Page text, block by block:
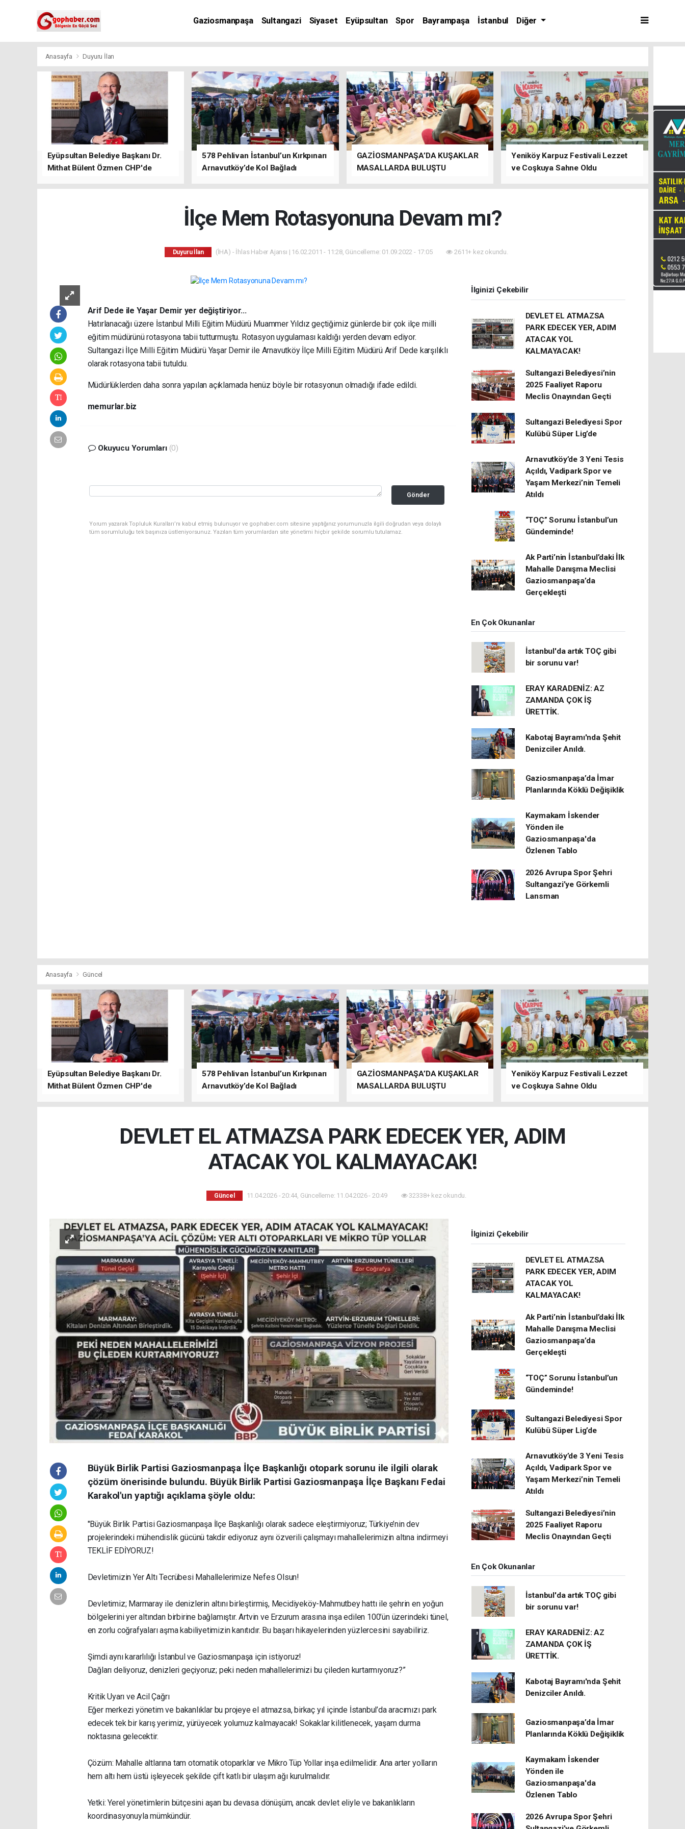
Gaziosmanpaşa Sultangazi Siyaset Eyüpsultan Spor Bayrampaşa İstanbul Diğer
Anasayfa Duyuru İlan
Eyüpsultan Belediye Başkanı Dr.
Mithat Bülent Özmen CHP'de
578 Pehlivan İstanbul’un Kırkpınarı
Arnavutköy’de Kol Bağladı
GAZİOSMANPAŞA’DA KUŞAKLAR
MASALLARDA BULUŞTU
Yeniköy Karpuz Festivali Lezzet
ve Coşkuya Sahne Oldu
İlçe Mem Rotasyonuna Devam mı?
Duyuru İlan (İHA) - İhlas Haber Ajansı | 16.02.2011 - 11:28, Güncelleme: 01.09.2022 - 17:05 2611+ kez okundu.
Arif Dede ile Yaşar Demir yer değiştiriyor...
Hatırlanacağı üzere İstanbul Milli Eğitim Müdürü Muammer Yıldız geçtiğimiz günlerde bir çok ilçe milli
eğitim müdürünü rotasyona tabii tutturmuştu. Rotasyon uygulaması kaldığı yerden devam ediyor.
Sultangazi İlçe Milli Eğitim Müdürü Yaşar Demir ile Arnavutköy İlçe Milli Eğitim Müdürü Arif Dede karşılıklı
olarak rotasyona tabii tutuldu.
Müdürlüklerden daha sonra yapılan açıklamada henüz böyle bir rotasyonun olmadığı ifade edildi.
memurlar.biz
Okuyucu Yorumları (0)
Gönder
Yorum yazarak Topluluk Kuralları’nı kabul etmiş bulunuyor ve gophaber.com sitesine yaptığınız yorumunuzla ilgili doğrudan veya dolaylı
tüm sorumluluğu tek başınıza üstleniyorsunuz. Yazılan tüm yorumlardan site yönetimi hiçbir şekilde sorumlu tutulamaz.
İlginizi Çekebilir
DEVLET EL ATMAZSA
PARK EDECEK YER, ADIM
ATACAK YOL
KALMAYACAK!
Sultangazi Belediyesi’nin
2025 Faaliyet Raporu
Meclis Onayından Geçti
Sultangazi Belediyesi Spor
Kulübü Süper Lig’de
Arnavutköy’de 3 Yeni Tesis
Açıldı, Vadipark Spor ve
Yaşam Merkezi’nin Temeli
Atıldı
“TOÇ” Sorunu İstanbul’un
Gündeminde!
Ak Parti’nin İstanbul’daki İlk
Mahalle Danışma Meclisi
Gaziosmanpaşa’da
Gerçekleşti
En Çok Okunanlar
İstanbul'da artık TOÇ gibi
bir sorunu var!
ERAY KARADENİZ: AZ
ZAMANDA ÇOK İŞ
ÜRETTİK.
Kabotaj Bayramı'nda Şehit
Denizciler Anıldı.
Gaziosmanpaşa’da İmar
Planlarında Köklü Değişiklik
Kaymakam İskender
Yönden ile
Gaziosmanpaşa'da
Özlenen Tablo
2026 Avrupa Spor Şehri
Sultangazi’ye Görkemli
Lansman
Anasayfa Güncel
Eyüpsultan Belediye Başkanı Dr.
Mithat Bülent Özmen CHP'de
578 Pehlivan İstanbul’un Kırkpınarı
Arnavutköy’de Kol Bağladı
GAZİOSMANPAŞA’DA KUŞAKLAR
MASALLARDA BULUŞTU
Yeniköy Karpuz Festivali Lezzet
ve Coşkuya Sahne Oldu
DEVLET EL ATMAZSA PARK EDECEK YER, ADIM
ATACAK YOL KALMAYACAK!
Güncel 11.04.2026 - 20:44, Güncelleme: 11.04.2026 - 20:49 32338+ kez okundu.
Büyük Birlik Partisi Gaziosmanpaşa İlçe Başkanlığı otopark sorunu ile ilgili olarak
çözüm önerisinde bulundu. Büyük Birlik Partisi Gaziosmanpaşa İlçe Başkanı Fedai
Karakol'un yaptığı açıklama şöyle oldu:
"Büyük Birlik Partisi Gaziosmanpaşa İlçe Başkanlığı olarak sadece eleştirmiyoruz; Türkiye’nin dev
projelerindeki mühendislik gücünü takdir ediyoruz aynı özverili çalışmayı mahallelerimizin altına indirmeyi
TEKLİF EDİYORUZ!
Devletimizin Yer Altı Tecrübesi Mahallelerimize Nefes Olsun!
Devletimiz; Marmaray ile denizlerin altını birleştirmiş, Mecidiyeköy-Mahmutbey hattı ile şehrin en yoğun
bölgelerini yer altından birbirine bağlamıştır. Artvin ve Erzurum arasına inşa edilen 100’ün üzerindeki tünel,
en zorlu coğrafyaları aşma kabiliyetimizin kanıtıdır. Bu başarı hikayelerinden yüzlercesini sayabiliriz.
Şimdi aynı kararlılığı İstanbul ve Gaziosmanpaşa için istiyoruz!
Dağları deliyoruz, denizleri geçiyoruz; peki neden mahallelerimizi bu çileden kurtarmıyoruz?”
Kritik Uyarı ve Acil Çağrı
Eğer merkezi yönetim ve bakanlıklar bu projeye el atmazsa, birkaç yıl içinde İstanbul’da aracımızı park
edecek tek bir karış yerimiz, yürüyecek yolumuz kalmayacak! Sokaklar kilitlenecek, yaşam durma
noktasına gelecektir.
Çözüm: Mahalle altlarına tam otomatik otoparklar ve Mikro Tüp Yollar inşa edilmelidir. Ana arter yolların
hem altı hem üstü işleyecek şekilde çift katlı bir ulaşım ağı kurulmalıdır.
Yetki: Yerel yönetimlerin bütçesini aşan bu devasa dönüşüm, ancak devlet eliyle ve bakanlıkların
koordinasyonuyla mümkündür.
İlginizi Çekebilir
DEVLET EL ATMAZSA
PARK EDECEK YER, ADIM
ATACAK YOL
KALMAYACAK!
Ak Parti’nin İstanbul’daki İlk
Mahalle Danışma Meclisi
Gaziosmanpaşa’da
Gerçekleşti
“TOÇ” Sorunu İstanbul’un
Gündeminde!
Sultangazi Belediyesi Spor
Kulübü Süper Lig’de
Arnavutköy’de 3 Yeni Tesis
Açıldı, Vadipark Spor ve
Yaşam Merkezi’nin Temeli
Atıldı
Sultangazi Belediyesi’nin
2025 Faaliyet Raporu
Meclis Onayından Geçti
En Çok Okunanlar
İstanbul'da artık TOÇ gibi
bir sorunu var!
ERAY KARADENİZ: AZ
ZAMANDA ÇOK İŞ
ÜRETTİK.
Kabotaj Bayramı'nda Şehit
Denizciler Anıldı.
Gaziosmanpaşa’da İmar
Planlarında Köklü Değişiklik
Kaymakam İskender
Yönden ile
Gaziosmanpaşa'da
Özlenen Tablo
2026 Avrupa Spor Şehri